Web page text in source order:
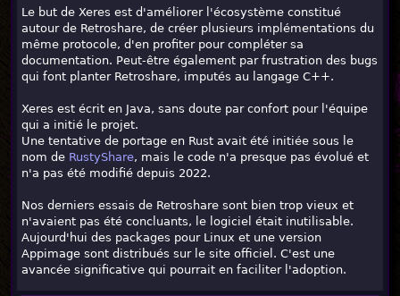
Le but de Xeres est d'améliorer l'écosystème constitué
autour de Retroshare, de créer plusieurs implémentations du
même protocole, d'en profiter pour compléter sa
documentation. Peut-être également par frustration des bugs
qui font planter Retroshare, imputés au langage C++.
Xeres est écrit en Java, sans doute par confort pour l'équipe
qui a initié le projet.
Une tentative de portage en Rust avait été initiée sous le
nom de RustyShare, mais le code n'a presque pas évolué et
n'a pas été modifié depuis 2022.
Nos derniers essais de Retroshare sont bien trop vieux et
n'avaient pas été concluants, le logiciel était inutilisable.
Aujourd'hui des packages pour Linux et une version
Appimage sont distribués sur le site officiel. C'est une
avancée significative qui pourrait en faciliter l'adoption.